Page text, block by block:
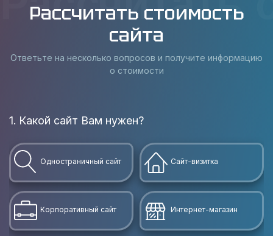
Рассчитать стоимость
сайта
Ответьте на несколько вопросов и получите информацию
о стоимости
1. Какой сайт Вам нужен?
Одностраничный сайт Сайт-визитка
Корпоративный сайт Интернет-магазин